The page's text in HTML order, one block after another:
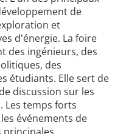
de
et
d'énergie. La foire
des ingénieurs, des
des
étudiants. Elle sert de
discussion sur les
Les temps forts
événements de